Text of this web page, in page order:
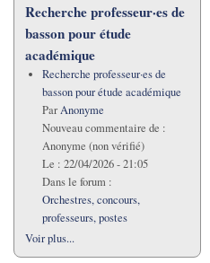
Recherche professeur·es de
basson pour étude
académique
Recherche professeur·es de
basson pour étude académique
ParAnonyme
Nouveau commentaire de :
Anonyme (non vérifié)
Le : 22/04/2026 - 21:05
Dans le forum :
Orchestres, concours,
professeurs, postes
Voir plus...